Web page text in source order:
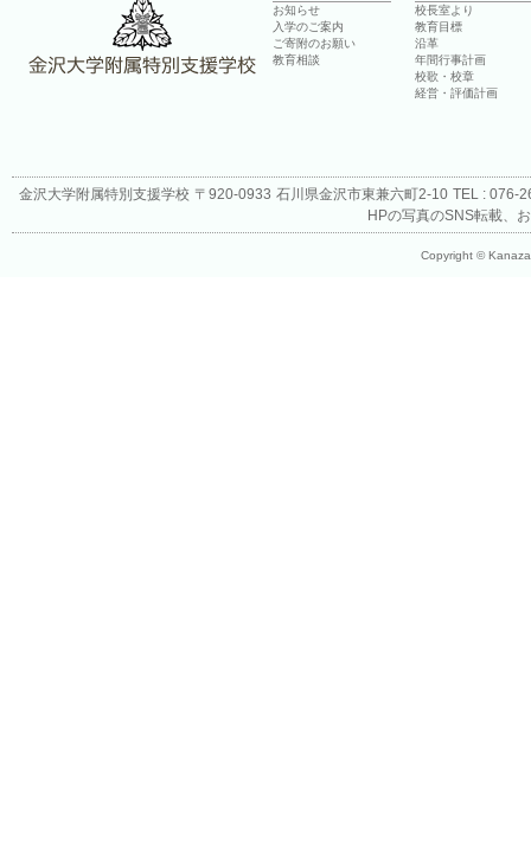
お知らせ
入学のご案内
ご寄附のお願い
教育相談
校長室より
教育目標
沿革
年間行事計画
校歌・校章
経営・評価計画
金沢大学附属特別支援学校 〒920-0933 石川県金沢市東兼六町2-10 TEL : 076-
HPの写真のSNS転載、
Copyright ©